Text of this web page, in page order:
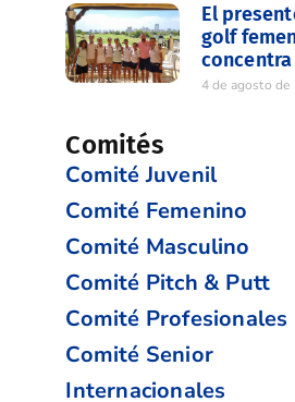
El
golf
4 de agosto de
Comités
Comité Juvenil
Comité Femenino
Comité Masculino
Comité Pitch & Putt
Comité Profesionales
Comité Senior
Internacionales